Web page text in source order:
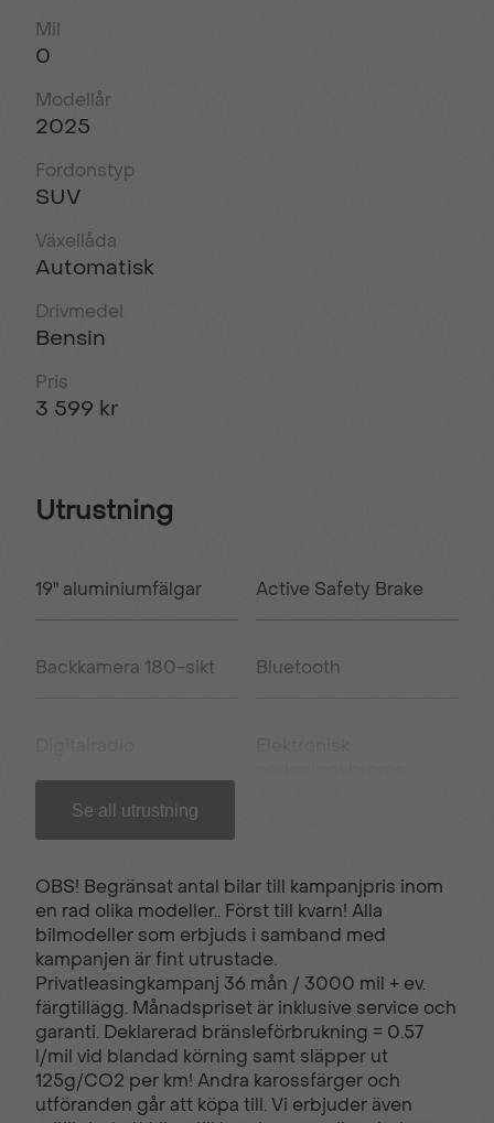
Mil
0
Modellår
2025
Fordonstyp
SUV
Växellåda
Automatisk
Drivmedel
Bensin
Pris
3 599 kr
Utrustning
19" aluminiumfälgar Active Safety Brake
Backkamera 180-sikt Bluetooth
El-hissar fram och bak
Eluppvärmda
framsäten
Eluppvärmda
sidospeglar
Farthållare Filhållningsassistent
Handsfree-baklucka Helljusassistent
Se all utrustning
OBS! Begränsat antal bilar till kampanjpris inom
en rad olika modeller.. Först till kvarn! Alla
bilmodeller som erbjuds i samband med
kampanjen är fint utrustade.
Privatleasingkampanj 36 mån / 3000 mil + ev.
färgtillägg. Månadspriset är inklusive service och
garanti. Deklarerad bränsleförbrukning = 0.57
l/mil vid blandad körning samt släpper ut
125g/CO2 per km! Andra karossfärger och
utföranden går att köpa till. Vi erbjuder även